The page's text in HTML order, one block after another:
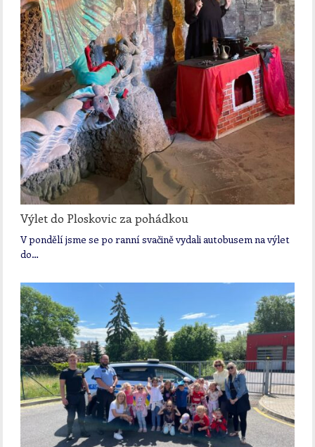
Výlet do Ploskovic za pohádkou
V pondělí jsme se po ranní svačině vydali autobusem na výlet
do…